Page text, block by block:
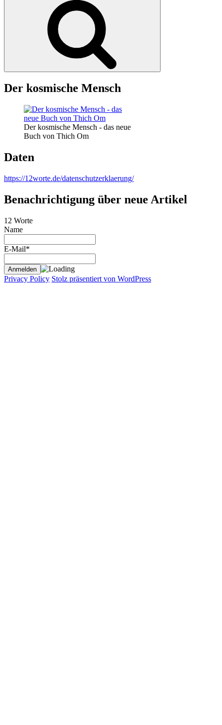
Der kosmische Mensch
Der kosmische Mensch - das neue
Buch von Thich Om
Daten
https://12worte.de/datenschutzerklaerung/
Benachrichtigung über neue Artikel
12 Worte
Name
E-Mail*
Privacy Policy Stolz präsentiert von WordPress